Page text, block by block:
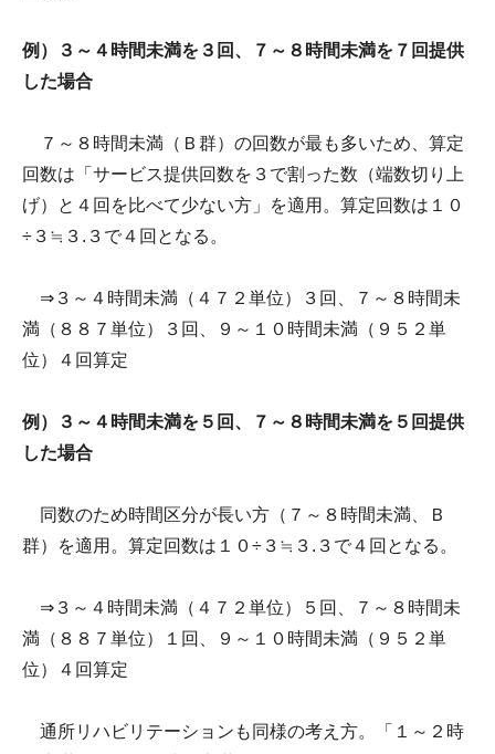
例）３～４時間未満を３回、７～８時間未満を７回提供
した場合
７～８時間未満（Ｂ群）の回数が最も多いため、算定
回数は「サービス提供回数を３で割った数（端数切り上
げ）と４回を比べて少ない方」を適用。算定回数は１０
÷３≒３.３で４回となる。
⇒３～４時間未満（４７２単位）３回、７～８時間未
満（８８７単位）３回、９～１０時間未満（９５２単
位）４回算定
例）３～４時間未満を５回、７～８時間未満を５回提供
した場合
同数のため時間区分が長い方（７～８時間未満、Ｂ
群）を適用。算定回数は１０÷３≒３.３で４回となる。
⇒３～４時間未満（４７２単位）５回、７～８時間未
満（８８７単位）１回、９～１０時間未満（９５２単
位）４回算定
通所リハビリテーションも同様の考え方。「１～２時